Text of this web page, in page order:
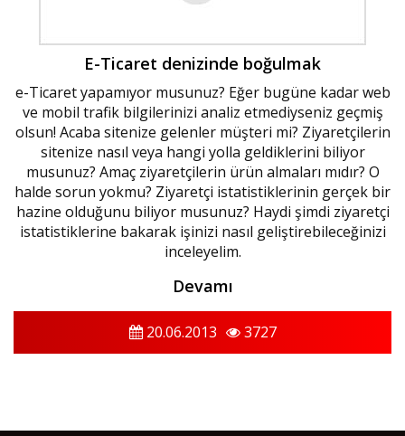
E-Ticaret denizinde boğulmak
e-Ticaret yapamıyor musunuz? Eğer bugüne kadar web
ve mobil trafik bilgilerinizi analiz etmediyseniz geçmiş
olsun! Acaba sitenize gelenler müşteri mi? Ziyaretçilerin
sitenize nasıl veya hangi yolla geldiklerini biliyor
musunuz? Amaç ziyaretçilerin ürün almaları mıdır? O
halde sorun yokmu? Ziyaretçi istatistiklerinin gerçek bir
hazine olduğunu biliyor musunuz? Haydi şimdi ziyaretçi
istatistiklerine bakarak işinizi nasıl geliştirebileceğinizi
inceleyelim.
Devamı
20.06.2013 3727